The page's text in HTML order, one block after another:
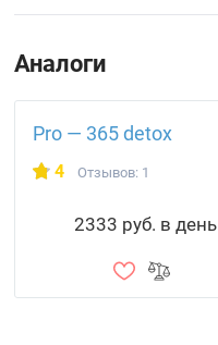
Аналоги
Pro — 365 detox
4 Отзывов: 1
2333 руб. в день